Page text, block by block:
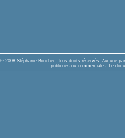
© 2008 Stéphanie Boucher. Tous droits réservés. Aucune
publiques ou commerciales. Le